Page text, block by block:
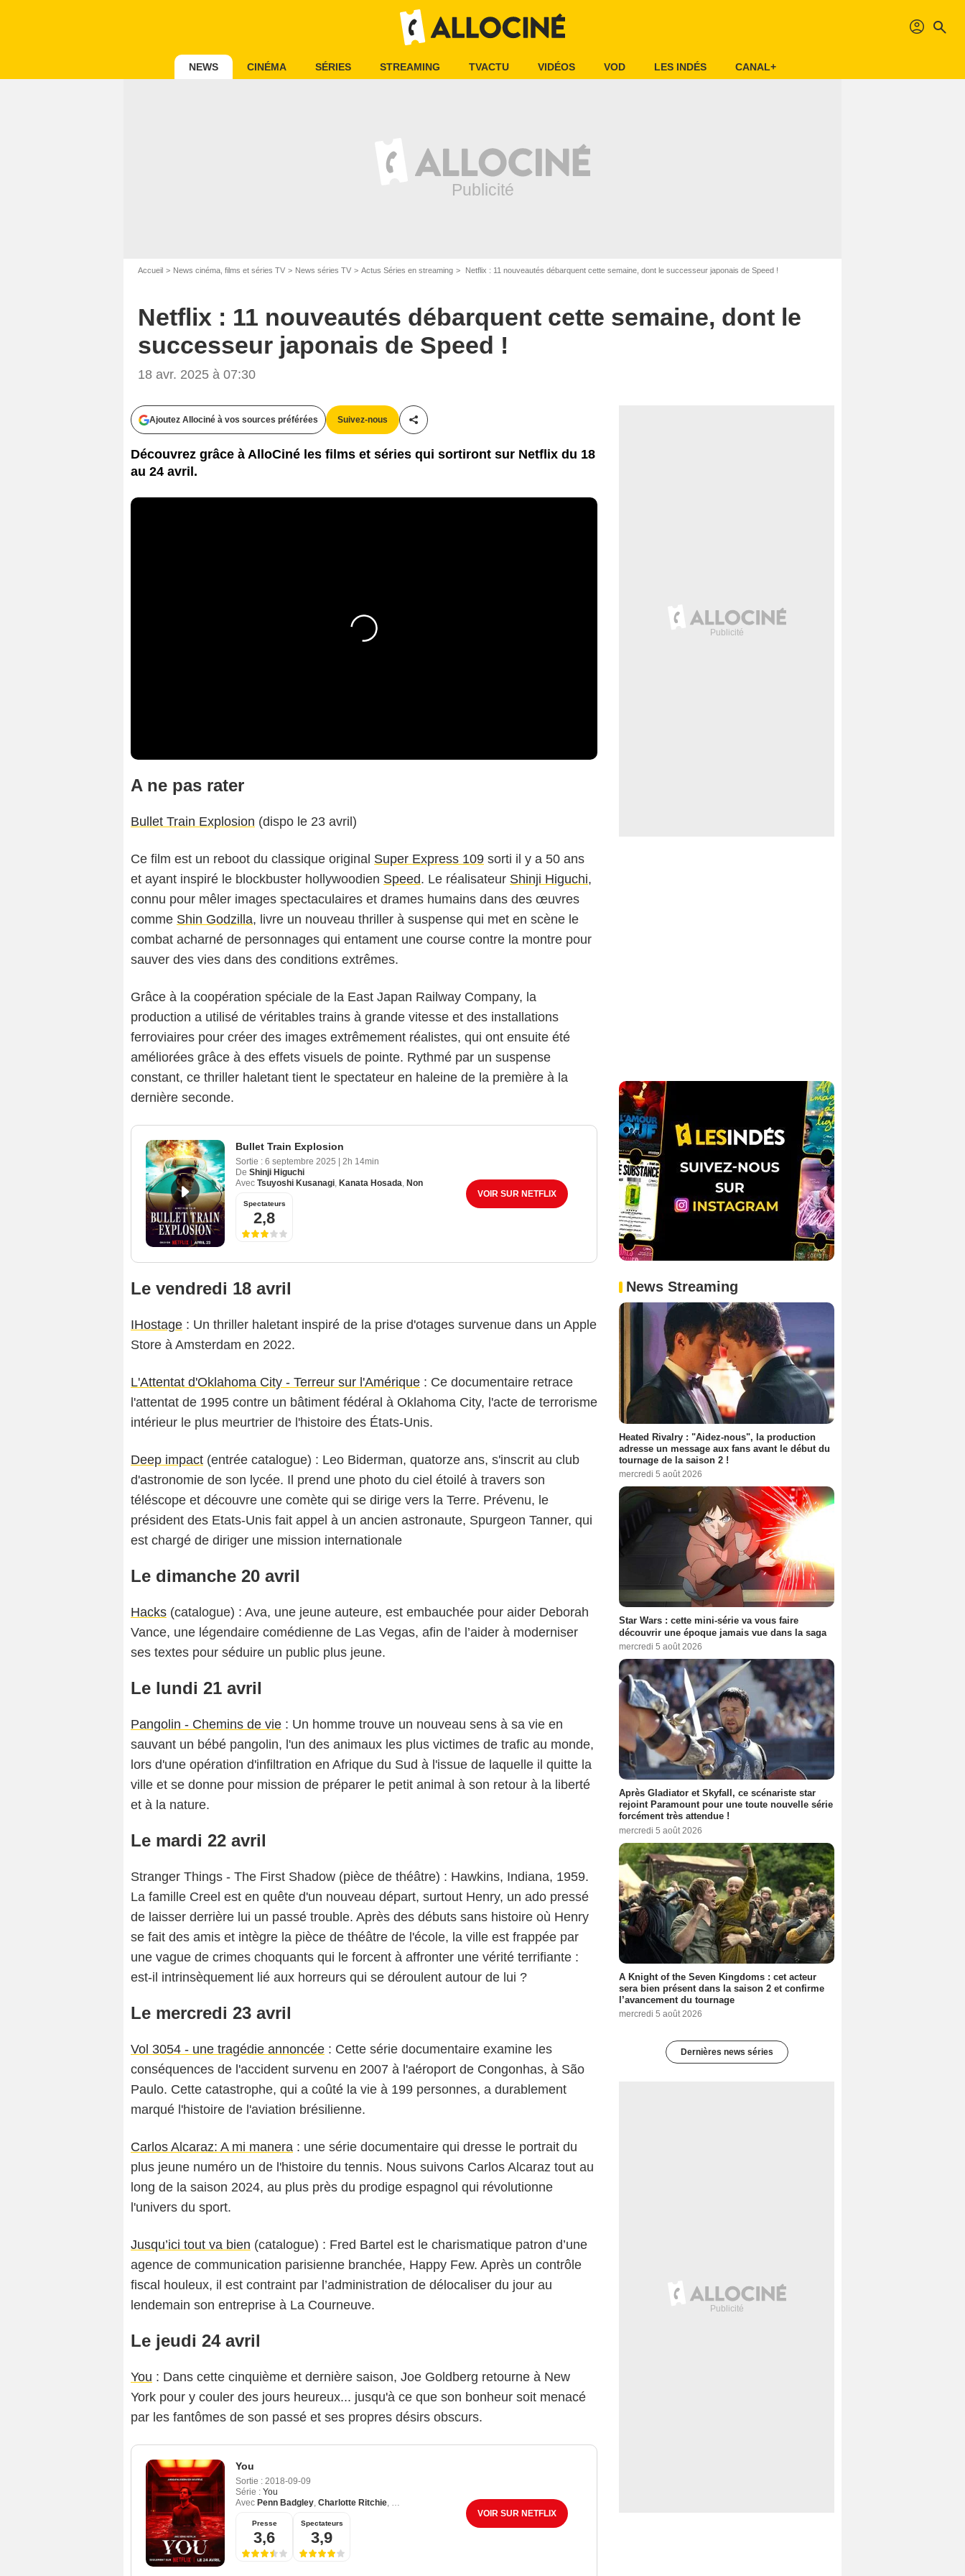
profil search
NEWS CINÉMA SÉRIES STREAMING TVACTU VIDÉOS VOD LES INDÉS CANAL+
Accueil News cinéma, films et séries TV News séries TV Actus Séries en streaming Netflix : 11 nouveautés débarquent cette semaine, dont le successeur japonais de Speed !
Netflix : 11 nouveautés débarquent cette semaine, dont le
successeur japonais de Speed !
18 avr. 2025 à 07:30
Ajoutez Allociné à vos sources préférées Suivez-nous
Partager cet article
Découvrez grâce à AlloCiné les films et séries qui sortiront sur Netflix du 18
au 24 avril.
A ne pas rater
Bullet Train Explosion (dispo le 23 avril)
Ce film est un reboot du classique original Super Express 109 sorti il y a 50 ans
et ayant inspiré le blockbuster hollywoodien Speed. Le réalisateur Shinji Higuchi,
connu pour mêler images spectaculaires et drames humains dans des œuvres
comme Shin Godzilla, livre un nouveau thriller à suspense qui met en scène le
combat acharné de personnages qui entament une course contre la montre pour
sauver des vies dans des conditions extrêmes.
Grâce à la coopération spéciale de la East Japan Railway Company, la
production a utilisé de véritables trains à grande vitesse et des installations
ferroviaires pour créer des images extrêmement réalistes, qui ont ensuite été
améliorées grâce à des effets visuels de pointe. Rythmé par un suspense
constant, ce thriller haletant tient le spectateur en haleine de la première à la
dernière seconde.
Bullet Train Explosion
Sortie : 6 septembre 2025
2h 14min
De Shinji Higuchi
Avec Tsuyoshi Kusanagi, Kanata Hosada, Non
Spectateurs
2,8
VOIR SUR NETFLIX
Le vendredi 18 avril
IHostage : Un thriller haletant inspiré de la prise d'otages survenue dans un Apple
Store à Amsterdam en 2022.
L'Attentat d'Oklahoma City - Terreur sur l'Amérique : Ce documentaire retrace
l'attentat de 1995 contre un bâtiment fédéral à Oklahoma City, l'acte de terrorisme
intérieur le plus meurtrier de l'histoire des États-Unis.
Deep impact (entrée catalogue) : Leo Biderman, quatorze ans, s'inscrit au club
d'astronomie de son lycée. Il prend une photo du ciel étoilé à travers son
téléscope et découvre une comète qui se dirige vers la Terre. Prévenu, le
président des Etats-Unis fait appel à un ancien astronaute, Spurgeon Tanner, qui
est chargé de diriger une mission internationale
Le dimanche 20 avril
Hacks (catalogue) : Ava, une jeune auteure, est embauchée pour aider Deborah
Vance, une légendaire comédienne de Las Vegas, afin de l’aider à moderniser
ses textes pour séduire un public plus jeune.
Le lundi 21 avril
Pangolin - Chemins de vie : Un homme trouve un nouveau sens à sa vie en
sauvant un bébé pangolin, l'un des animaux les plus victimes de trafic au monde,
lors d'une opération d'infiltration en Afrique du Sud à l'issue de laquelle il quitte la
ville et se donne pour mission de préparer le petit animal à son retour à la liberté
et à la nature.
Le mardi 22 avril
Stranger Things - The First Shadow (pièce de théâtre) : Hawkins, Indiana, 1959.
La famille Creel est en quête d'un nouveau départ, surtout Henry, un ado pressé
de laisser derrière lui un passé trouble. Après des débuts sans histoire où Henry
se fait des amis et intègre la pièce de théâtre de l'école, la ville est frappée par
une vague de crimes choquants qui le forcent à affronter une vérité terrifiante :
est-il intrinsèquement lié aux horreurs qui se déroulent autour de lui ?
Le mercredi 23 avril
Vol 3054 - une tragédie annoncée : Cette série documentaire examine les
conséquences de l'accident survenu en 2007 à l'aéroport de Congonhas, à São
Paulo. Cette catastrophe, qui a coûté la vie à 199 personnes, a durablement
marqué l'histoire de l'aviation brésilienne.
Carlos Alcaraz: A mi manera : une série documentaire qui dresse le portrait du
plus jeune numéro un de l'histoire du tennis. Nous suivons Carlos Alcaraz tout au
long de la saison 2024, au plus près du prodige espagnol qui révolutionne
l'univers du sport.
Jusqu’ici tout va bien (catalogue) : Fred Bartel est le charismatique patron d’une
agence de communication parisienne branchée, Happy Few. Après un contrôle
fiscal houleux, il est contraint par l’administration de délocaliser du jour au
lendemain son entreprise à La Courneuve.
Le jeudi 24 avril
You : Dans cette cinquième et dernière saison, Joe Goldberg retourne à New
York pour y couler des jours heureux... jusqu'à ce que son bonheur soit menacé
par les fantômes de son passé et ses propres désirs obscurs.
You
Sortie : 2018-09-09
Série : You
Avec Penn Badgley, Charlotte Ritchie, Madeline Brewer
Presse
3,6
Spectateurs
3,9
VOIR SUR NETFLIX
News Streaming
Heated Rivalry : "Aidez-nous", la production
adresse un message aux fans avant le début du
tournage de la saison 2 !
mercredi 5 août 2026
Star Wars : cette mini-série va vous faire
découvrir une époque jamais vue dans la saga
mercredi 5 août 2026
Après Gladiator et Skyfall, ce scénariste star
rejoint Paramount pour une toute nouvelle série
forcément très attendue !
mercredi 5 août 2026
A Knight of the Seven Kingdoms : cet acteur
sera bien présent dans la saison 2 et confirme
l’avancement du tournage
mercredi 5 août 2026
Dernières news séries